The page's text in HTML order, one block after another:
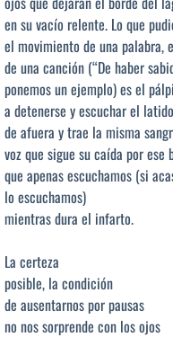
en su vacío relente. Lo que
el movimiento de una palabra,
de una canción (“De haber
ponemos un ejemplo) es el
a detenerse y escuchar el
de afuera y trae la misma
voz que sigue su caída por ese
que apenas escuchamos (si
lo escuchamos)
mientras dura el infarto.
La certeza
posible, la condición
de ausentarnos por pausas
no nos sorprende con los ojos